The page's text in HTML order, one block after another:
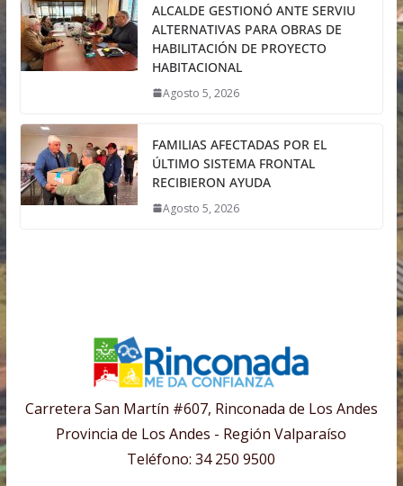
ALCALDE GESTIONÓ ANTE SERVIU
ALTERNATIVAS PARA OBRAS DE
HABILITACIÓN DE PROYECTO
HABITACIONAL
Agosto 5, 2026
FAMILIAS AFECTADAS POR EL
ÚLTIMO SISTEMA FRONTAL
RECIBIERON AYUDA
Agosto 5, 2026
Carretera San Martín #607, Rinconada de Los Andes
Provincia de Los Andes - Región Valparaíso
Teléfono: 34 250 9500